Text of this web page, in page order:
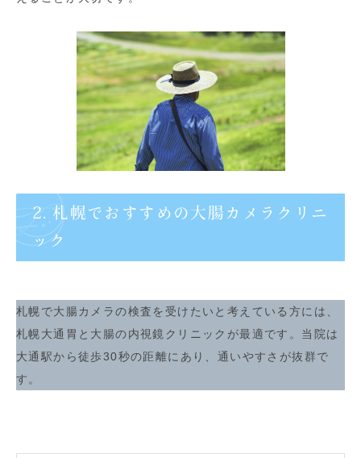
2. 札幌でおすすめの大腸カメラクリニ
ック
札幌で大腸カメラの検査を受けたいと考えている方には、
札幌大通胃と大腸の内視鏡クリニックが最適です。当院は
大通駅から徒歩30秒の距離にあり、通いやすさが抜群で
す。